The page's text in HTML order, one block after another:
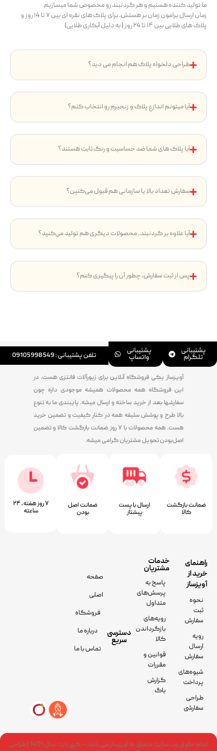
ما تولید کننده هستیم و هر گردنبند رو مخصوص شما میسازیم.
زمان ارسال برامون زمان بر هستش. برای پلاک های نقره ای بین ۷ تا ۱4 روز و
پلاک های طلایی بین ۱۴ تا ۲4 روز ( به دلیل آبکاری طلایی)
طراحی دلخواه پلاک هم انجام می دید؟
آیا میتونم اندازع پلاک و زنجیرم رو انتخاب کنم؟
آیا پلاک های شما ضد حساسیت و رنگ ثابت هستند؟
سفارش تعداد بالا یا سازمانی هم قبول می‌کنین؟
آیا علاوه بر گردنبند، محصولات دیگری هم تولید می‌کنید؟
پس از ثبت سفارش، چطور آن را پیگیری کنم؟
پشتیبانی
تلگرام
پشتیبانی
واتساپ تلفن پشتیبانی : 09105998549
آویزساز یکی فروشگاه آنلاین برای زیورآلات فانتزی هست. در
این فروشگاه همه محصولات همیشه موجودی داره چون
سفارشها بعد از خرید ساخته و ارسال میشه. پایبندی ما به تنوع
بالا طرح و پوشش سلیقه همه در کنار کیفیت و تضمین خرید
هست. همه محصولات با ۷ روز ضمانت بازگشت کالا و تضمین
اصل‌بودن تحویل مشتریان گرامی میشه.
ضمانت بازگشت
کالا
ارسال با پست
پیشتاز
ﺿﻤﺎﻧﺖ اﺻﻞ
ﺑﻮدن
۷ روز ﻫﻔﺘﻪ، ۲۴
ﺳﺎﻋﺘﻪ
راهنمای
خرید از
آویزساز
نحوه
ثبت
سفارش
رویه
ارسال
سفارش
شیوه‌های
پرداخت
طراحی
سفارشی
خدمات
مشتریان
پاسخ به
پرسش‌های
متداول
رویه‌های
بازگرداندن
کالا
قوانین و
مقررات
گزارش
باگ
دسترسی
سریع
صفحه
اصلی
فروشگاه
درباره ما
تماس با ما
تمام حقوق وب سایت متعلق به آویزساز می باشد – کپی رایت سال 1401 | طراحی